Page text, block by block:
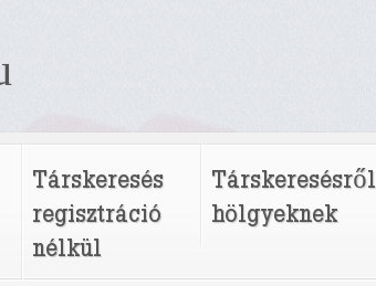
Társkeresés
regisztráció
nélkül
Társkeresésről
hölgyeknek